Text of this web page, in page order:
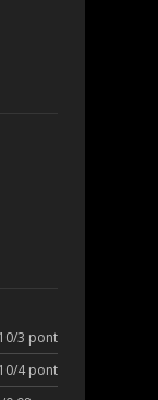
10/3 pont
10/4 pont